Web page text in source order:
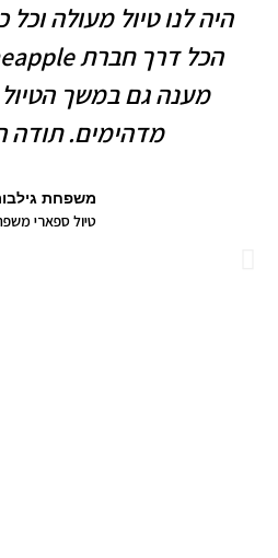
היה לנו טיול מעולה
מענה גם במשך הטיול
מדהימים. תודה
משפחת
טיול ספארי